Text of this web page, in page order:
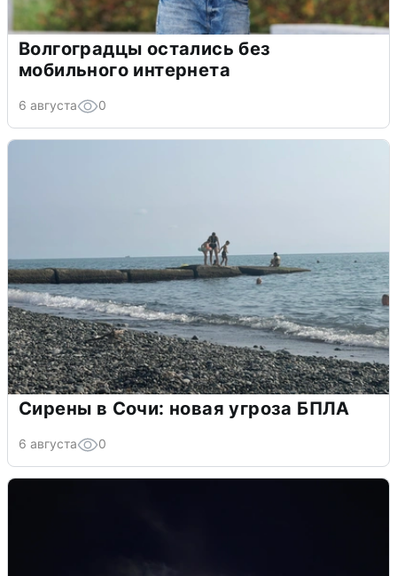
Волгоградцы остались без
мобильного интернета
6 августа 0
Сирены в Сочи: новая угроза БПЛА
6 августа 0